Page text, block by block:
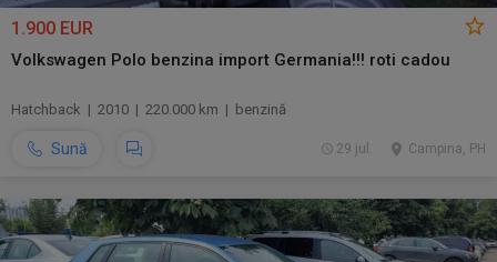
1.900 EUR
Volkswagen Polo benzina import Germania!!! roti cadou
Hatchback | 2010 | 220.000 km | benzină
Sună Campina, PH
29 jul.